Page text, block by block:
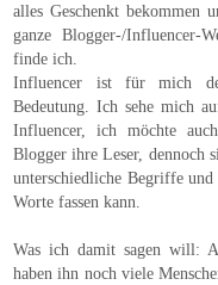
alles Geschenkt bekommen
ganze Blogger-/Influencer-
finde ich.
Influencer ist für mich
Bedeutung. Ich sehe mich
Influencer, ich möchte
Blogger ihre Leser,
unterschiedliche Begriffe
Worte fassen kann.
Was ich damit sagen will:
haben ihn noch viele